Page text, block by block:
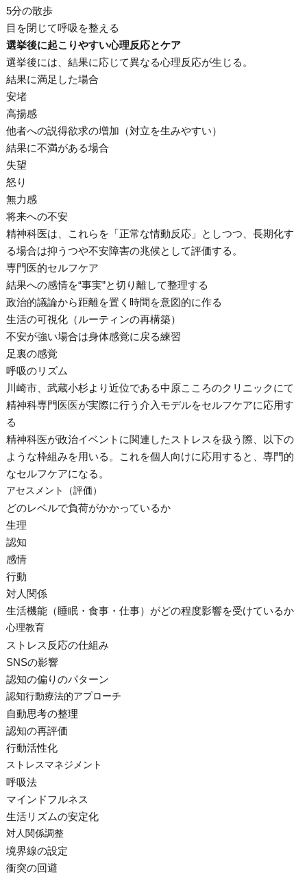
5分の散歩
目を閉じて呼吸を整える
選挙後に起こりやすい心理反応とケア
選挙後には、結果に応じて異なる心理反応が生じる。
結果に満足した場合
安堵
高揚感
他者への説得欲求の増加（対立を生みやすい）
結果に不満がある場合
失望
怒り
無力感
将来への不安
精神科医は、これらを「正常な情動反応」としつつ、長期化す
る場合は抑うつや不安障害の兆候として評価する。
専門医的セルフケア
結果への感情を“事実”と切り離して整理する
政治的議論から距離を置く時間を意図的に作る
生活の可視化（ルーティンの再構築）
不安が強い場合は身体感覚に戻る練習
足裏の感覚
呼吸のリズム
川崎市、武蔵小杉より近位である中原こころのクリニックにて
精神科専門医医が実際に行う介入モデルをセルフケアに応用す
る
精神科医が政治イベントに関連したストレスを扱う際、以下の
ような枠組みを用いる。これを個人向けに応用すると、専門的
なセルフケアになる。
アセスメント（評価）
どのレベルで負荷がかかっているか
生理
認知
感情
行動
対人関係
生活機能（睡眠・食事・仕事）がどの程度影響を受けているか
心理教育
ストレス反応の仕組み
SNSの影響
認知の偏りのパターン
認知行動療法的アプローチ
自動思考の整理
認知の再評価
行動活性化
ストレスマネジメント
呼吸法
マインドフルネス
生活リズムの安定化
対人関係調整
境界線の設定
衝突の回避